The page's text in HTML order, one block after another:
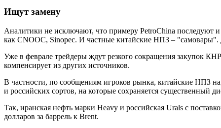
Ищут замену
Аналитики не исключают, что примеру PetroChina последуют
как CNOOC, Sinopec. И частные китайские НПЗ – "самовары".
Уже в феврале трейдеры ждут резкого сокращения закупок
компенсирует из других источников.
В частности, по сообщениям игроков рынка, китайские НПЗ
и российских сортов, на которые сохраняется существенный
Так, иранская нефть марки Heavy и российская Urals с
долларов за баррель к Brent.